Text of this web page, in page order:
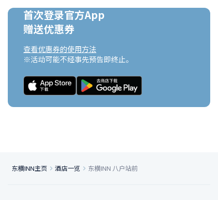
首次登录官方App
赠送优惠券
查看优惠券的使用方法
※活动可能不经事先预告即终止。
东横INN主页 酒店一览 东横INN 八户站前